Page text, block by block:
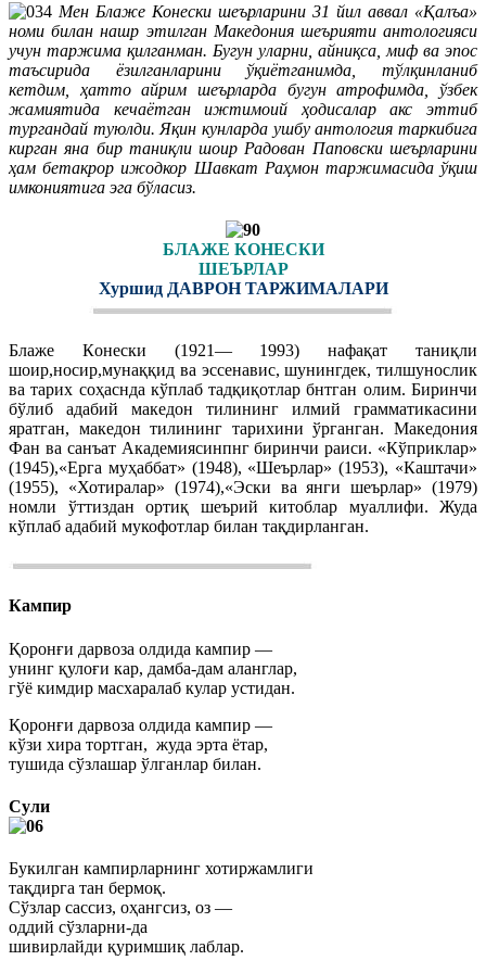
Мен Блаже Конески шеърларини 31 йил аввал «Қалъа»
номи билан нашр этилган Македония шеърияти антологияси
учун таржима қилганман. Бугун уларни, айниқса, миф ва эпос
таъсирида ёзилганларини ўқиётганимда, тўлқинланиб
кетдим, ҳатто айрим шеърларда бугун атрофимда, ўзбек
жамиятида кечаётган ижтимоий ҳодисалар акс эттиб
тургандай туюлди. Яқин кунларда ушбу антология таркибига
кирган яна бир таниқли шоир Радован Паповски шеърларини
ҳам бетакрор ижодкор Шавкат Раҳмон таржимасида ўқиш
имкониятига эга бўласиз.
БЛАЖЕ КОНЕСКИ
ШЕЪРЛАР
Хуршид ДАВРОН ТАРЖИМАЛАРИ
Блaже Кoнески (1921— 1993) нафақат таниқли
шоир,носир,мунаққид ва эссенавис, шунингдек, тилшунослик
ва тарих соҳаснда кўплаб тадқиқотлар бнтган олим. Биринчи
бўлиб адабий македон тилининг илмий грамматикасини
яратган, македон тилининг тарихини ўрганган. Македония
Фан ва санъат Академиясинпнг биринчи раиси. «Кўприклар»
(1945),«Ерга муҳаббат» (1948), «Шеърлар» (1953), «Каштачи»
(1955), «Хотиралар» (1974),«Эски ва янги шеърлар» (1979)
номли ўттиздан ортиқ шеърий китоблар муаллифи. Жуда
кўплаб адабий мукофотлар билан тақдирланган.
Кампир
Қоронғи дарвоза олдида кампир —
унинг қулоғи кар, дамба-дам аланглар,
гўё кимдир масхаралаб кулар устидан.
Қоронғи дарвоза олдида кампир —
кўзи хира тортган, жуда эрта ётар,
тушида сўзлашар ўлганлар билан.
Сули
Букилган кампирларнинг хотиржамлиги
тақдирга тан бермоқ.
Сўзлар сассиз, оҳангсиз, оз —
оддий сўзларни-да
шивирлайди қуримшиқ лаблар.